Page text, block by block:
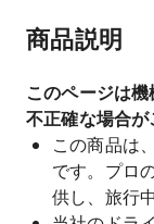
商品説明
このページは
不正確な場合が
この商品は
です。プロ
供し、旅行